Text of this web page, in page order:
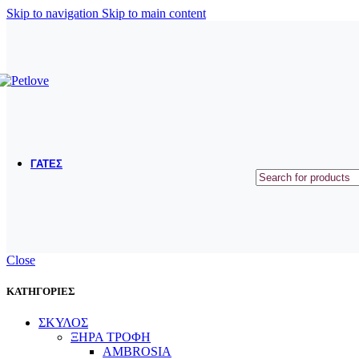
Skip to navigation Skip to main content
ΓΑΤΕΣ
ΟΝΥΧΟΔΡΟΜΙΑ
Close
ΚΑΤΗΓΟΡΙΕΣ
ΣΚΥΛΟΣ
ΞΗΡΑ ΤΡΟΦΗ
AMBROSIA